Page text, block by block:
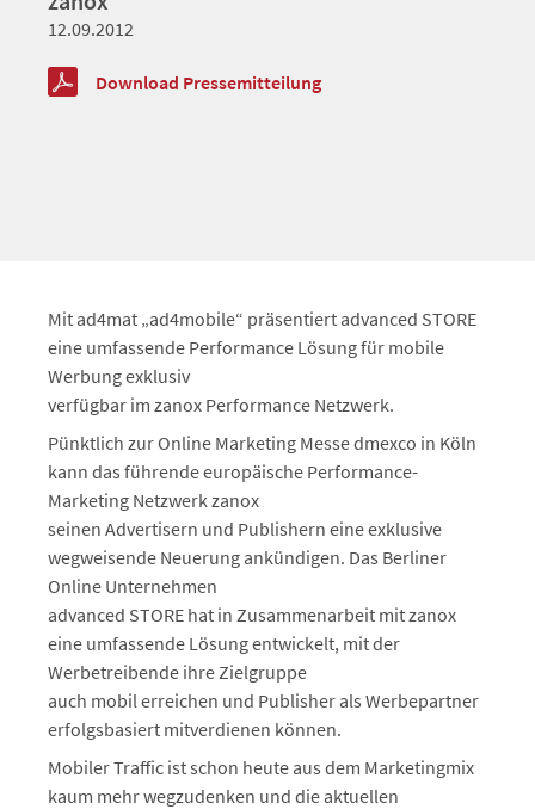
12.09.2012
Download Pressemitteilung
Mit ad4mat „ad4mobile“ präsentiert advanced STORE
eine umfassende Performance Lösung für mobile
Werbung exklusiv
verfügbar im zanox Performance Netzwerk.
Pünktlich zur Online Marketing Messe dmexco in Köln
kann das führende europäische Performance-
Marketing Netzwerk zanox
seinen Advertisern und Publishern eine exklusive
wegweisende Neuerung ankündigen. Das Berliner
Online Unternehmen
advanced STORE hat in Zusammenarbeit mit zanox
eine umfassende Lösung entwickelt, mit der
Werbetreibende ihre Zielgruppe
auch mobil erreichen und Publisher als Werbepartner
erfolgsbasiert mitverdienen können.
Mobiler Traffic ist schon heute aus dem Marketingmix
kaum mehr wegzudenken und die aktuellen